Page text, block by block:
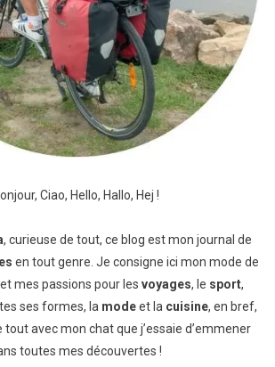
Ciao, Hello, Hallo, Hej !
, curieuse de tout, ce blog est mon journal de
en tout genre. Je consigne ici mon mode de
et mes passions pour les voyages, le sport,
ses formes, la modeet la cuisine, en bref,
tout avec mon chat que j’essaie d’emmener
toutes mes découvertes !